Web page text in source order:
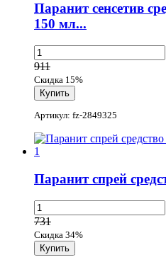
Паранит сенсетив
150 мл...
911
Скидка 15%
Артикул: fz-2849325
Паранит спрей
731
Скидка 34%